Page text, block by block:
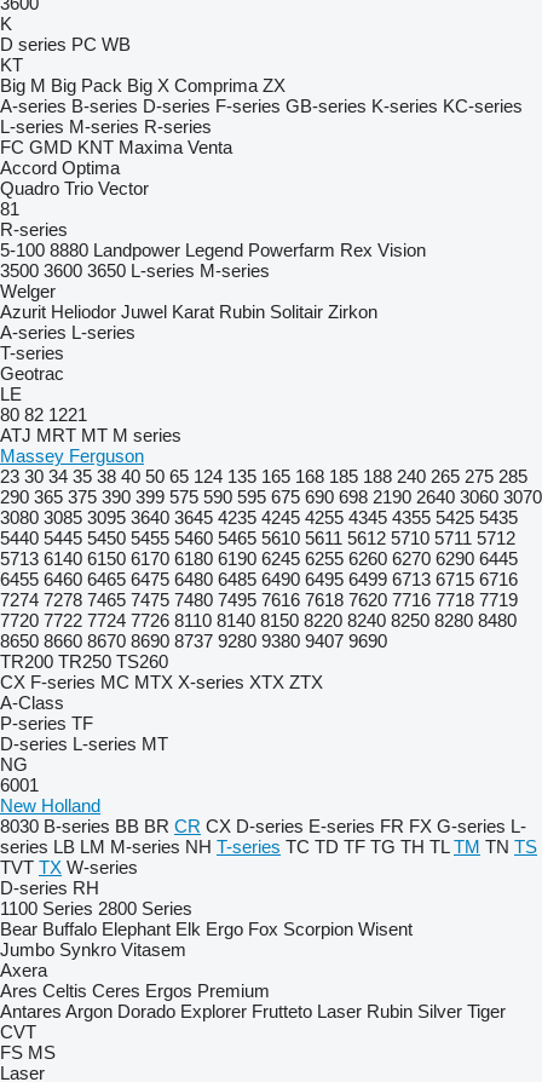
K
D series PC WB
KT
Big M Big Pack Big X Comprima ZX
A-series B-series D-series F-series GB-series K-series KC-series
L-series M-series R-series
FC GMD KNT Maxima Venta
Accord Optima
Quadro Trio Vector
81
R-series
5-100 8880 Landpower Legend Powerfarm Rex Vision
3500 3600 3650 L-series M-series
Welger
Azurit Heliodor Juwel Karat Rubin Solitair Zirkon
A-series L-series
T-series
Geotrac
LE
80 82 1221
ATJ MRT MT M series
Massey Ferguson
23 30 34 35 38 40 50 65 124 135 165 168 185 188 240 265 275 285
290 365 375 390 399 575 590 595 675 690 698 2190 2640 3060 3070
3080 3085 3095 3640 3645 4235 4245 4255 4345 4355 5425 5435
5440 5445 5450 5455 5460 5465 5610 5611 5612 5710 5711 5712
5713 6140 6150 6170 6180 6190 6245 6255 6260 6270 6290 6445
6455 6460 6465 6475 6480 6485 6490 6495 6499 6713 6715 6716
7274 7278 7465 7475 7480 7495 7616 7618 7620 7716 7718 7719
7720 7722 7724 7726 8110 8140 8150 8220 8240 8250 8280 8480
8650 8660 8670 8690 8737 9280 9380 9407 9690
TR200 TR250 TS260
CX F-series MC MTX X-series XTX ZTX
A-Class
P-series TF
D-series L-series MT
NG
6001
New Holland
8030 B-series BB BR CR CX D-series E-series FR FX G-series L-
series LB LM M-series NH T-series TC TD TF TG TH TL TM TN TS
TVT TX W-series
D-series RH
1100 Series 2800 Series
Bear Buffalo Elephant Elk Ergo Fox Scorpion Wisent
Jumbo Synkro Vitasem
Axera
Ares Celtis Ceres Ergos Premium
Antares Argon Dorado Explorer Frutteto Laser Rubin Silver Tiger
CVT
FS MS
Laser